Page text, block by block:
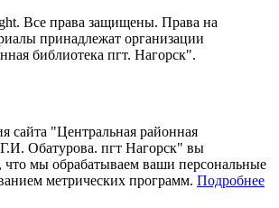
Все права защищены. Права на
принадлежат организации
библиотека пгт. Нагорск".
сайта "Центральная районная
Обатурова. пгт Нагорск" вы
что мы обрабатываем ваши персональные
метрических программ. Подробнее